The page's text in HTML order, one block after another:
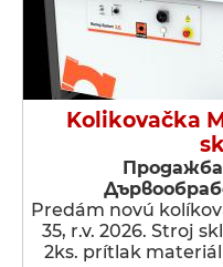
Kolikovačka
Predám novú
35, r.v. 2026. Stroj
2ks. prítlak